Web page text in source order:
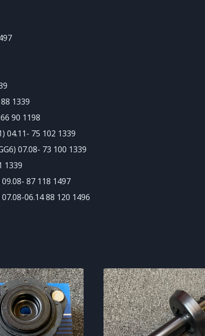
1339
90 1198
04.11- 75 102 1339
07.08- 73 100 1339
1339
09.08- 87 118 1497
07.08-06.14 88 120 1496